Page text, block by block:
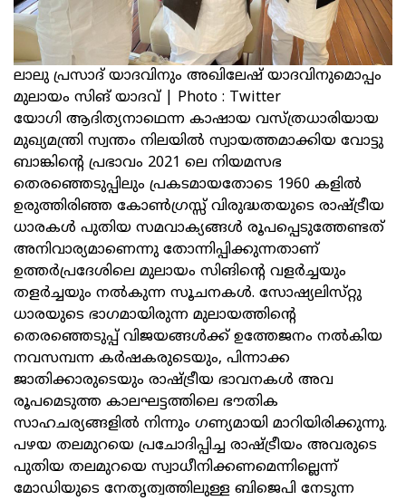
ലാലു പ്രസാദ് യാദവിനും അഖിലേഷ് യാദവിനുമൊപ്പം
മുലായം സിങ് യാദവ് | Photo : Twitter
യോഗി ആദിത്യനാഥെന്ന കാഷായ വസ്‌ത്രധാരിയായ
മുഖ്യമന്ത്രി സ്വന്തം നിലയില്‍ സ്വായത്തമാക്കിയ വോട്ടു
ബാങ്കിന്റെ പ്രഭാവം 2021 ലെ നിയമസഭ
തെരഞ്ഞെടുപ്പിലും പ്രകടമായതോടെ 1960 കളില്‍
ഉരുത്തിരിഞ്ഞ കോണ്‍ഗ്രസ്സ്‌ വിരുദ്ധതയുടെ രാഷ്ട്രീയ
ധാരകള്‍ പുതിയ സമവാക്യങ്ങള്‍ രൂപപ്പെടുത്തേണ്ടത്‌
അനിവാര്യമാണെന്നു തോന്നിപ്പിക്കുന്നതാണ്‌
ഉത്തര്‍പ്രദേശിലെ മുലായം സിങിന്റെ വളര്‍ച്ചയും
തളര്‍ച്ചയും നല്‍കുന്ന സൂചനകള്‍. സോഷ്യലിസ്‌റ്റു
ധാരയുടെ ഭാഗമായിരുന്ന മുലായത്തിന്റെ
തെരഞ്ഞെടുപ്പ്‌ വിജയങ്ങള്‍ക്ക്‌ ഉത്തേജനം നല്‍കിയ
നവസമ്പന്ന കര്‍ഷകരുടെയും, പിന്നാക്ക
ജാതിക്കാരുടെയും രാഷ്ട്രീയ ഭാവനകള്‍ അവ
രൂപമെടുത്ത കാലഘട്ടത്തിലെ ഭൗതിക
സാഹചര്യങ്ങളില്‍ നിന്നും ഗണ്യമായി മാറിയിരിക്കുന്നു.
പഴയ തലമുറയെ പ്രചോദിപ്പിച്ച രാഷ്ട്രീയം അവരുടെ
പുതിയ തലമുറയെ സ്വാധീനിക്കണമെന്നില്ലെന്ന്‌
മോഡിയുടെ നേതൃത്വത്തിലുള്ള ബിജെപി നേടുന്ന